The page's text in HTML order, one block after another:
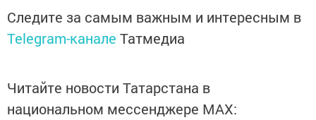
Следите за самым важным и интересным в
Telegram-канале Татмедиа
Читайте новости Татарстана в
национальном мессенджере MАХ: